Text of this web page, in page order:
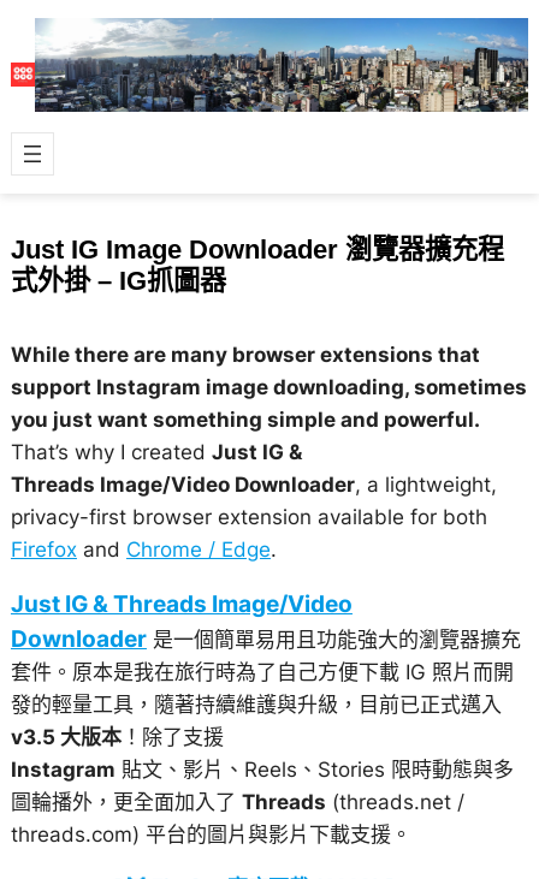
Just IG Image Downloader 瀏覽器擴充程
式外掛 – IG抓圖器
While there are many browser extensions that
support Instagram image downloading, sometimes
you just want something simple and powerful.
That’s why I created Just IG &
Threads Image/Video Downloader, a lightweight,
privacy-first browser extension available for both
Firefoxand Chrome / Edge.
Just IG & Threads Image/Video
Downloader是一個簡單易用且功能強大的瀏覽器擴充
套件。原本是我在旅行時為了自己方便下載 IG 照片而開
發的輕量工具，隨著持續維護與升級，目前已正式邁入
v3.5 大版本！除了支援
Instagram 貼文、影片、Reels、Stories 限時動態與多
圖輪播外，更全面加入了 Threads (threads.net /
threads.com) 平台的圖片與影片下載支援。